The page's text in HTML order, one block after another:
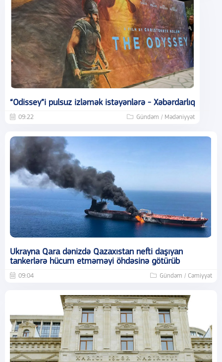
“Odissey”i pulsuz izləmək istəyənlərə - Xəbərdarlıq
09:22 Gündəm / Mədəniyyət
Ukrayna Qara dənizdə Qazaxıstan nefti daşıyan
tankerlərə hücum etməməyi öhdəsinə götürüb
09:04 Gündəm / Cəmiyyət